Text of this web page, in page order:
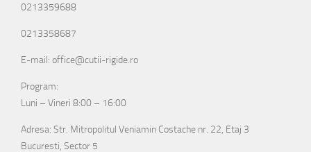
0213359688
0213358687
E-mail: office@cutii-rigide.ro
Program:
Luni – Vineri 8:00 – 16:00
Adresa: Str. Mitropolitul Veniamin Costache nr. 22, Etaj 3
Bucuresti, Sector 5